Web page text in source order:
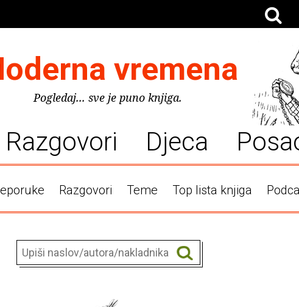
vremena
Pogledaj... sve je puno knjiga.
Razgovori Djeca
Razgovori Teme Top lista knjiga